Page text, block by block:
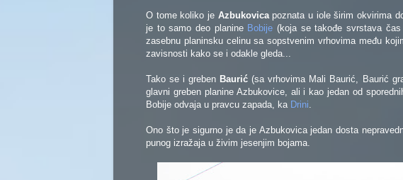
O tome koliko je Azbukovicapoznata u iole širim okvirima
je to samo deo planine Bobije (koja se takođe svrstava
zasebnu planinsku celinu sa sopstvenim vrhovima među
zavisnosti kako se i odakle gleda...
Tako se i greben Baurić (sa vrhovima Mali Baurić, Baurić
glavni greben planine Azbukovice, ali i kao jedan od
Bobije odvaja u pravcu zapada, ka Drini.
Ono što je sigurno je da je Azbukovica jedan dosta
punog izražaja u živim jesenjim bojama.